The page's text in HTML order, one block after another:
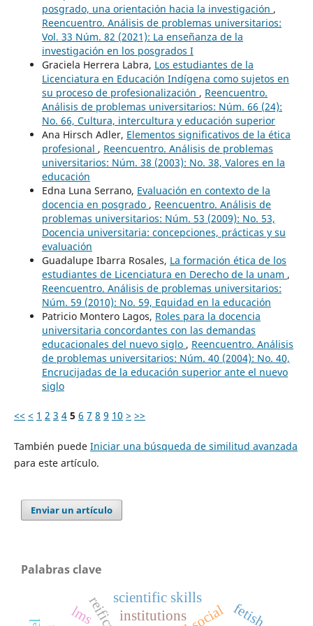
posgrado, una orientación hacia la investigación ,
Reencuentro. Análisis de problemas universitarios:
Vol. 33 Núm. 82 (2021): La enseñanza de la
investigación en los posgrados I
Graciela Herrera Labra, Los estudiantes de la
Licenciatura en Educación Indígena como sujetos en
su proceso de profesionalización , Reencuentro.
Análisis de problemas universitarios: Núm. 66 (24):
No. 66, Cultura, intercultura y educación superior
Ana Hirsch Adler, Elementos significativos de la ética
profesional , Reencuentro. Análisis de problemas
universitarios: Núm. 38 (2003): No. 38, Valores en la
educación
Edna Luna Serrano, Evaluación en contexto de la
docencia en posgrado , Reencuentro. Análisis de
problemas universitarios: Núm. 53 (2009): No. 53,
Docencia universitaria: concepciones, prácticas y su
evaluación
Guadalupe Ibarra Rosales, La formación ética de los
estudiantes de Licenciatura en Derecho de la unam ,
Reencuentro. Análisis de problemas universitarios:
Núm. 59 (2010): No. 59, Equidad en la educación
Patricio Montero Lagos, Roles para la docencia
universitaria concordantes con las demandas
educacionales del nuevo siglo , Reencuentro. Análisis
de problemas universitarios: Núm. 40 (2004): No. 40,
Encrucijadas de la educación superior ante el nuevo
siglo
<< < 1 2 3 4 5 6 7 8 9 10 > >>
También puede Iniciar una búsqueda de similitud avanzada
para este artículo.
Enviar un artículo
Palabras clave
institutions fetish
scientific skills
lms